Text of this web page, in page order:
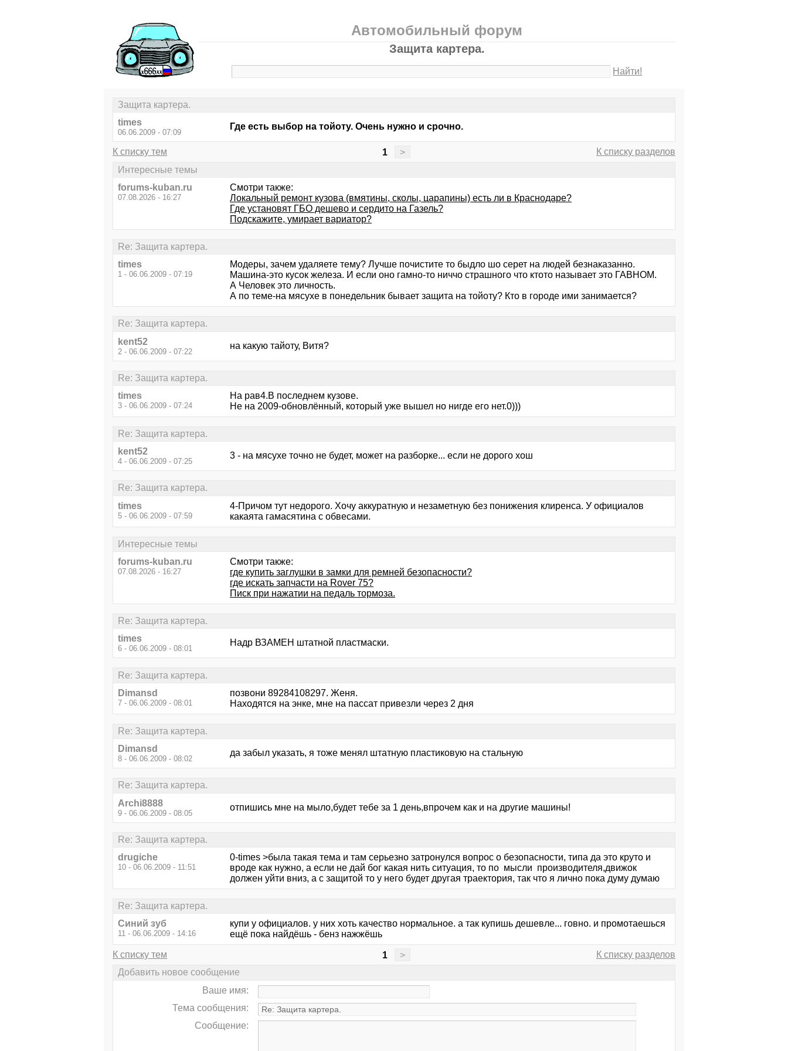
Автомобильный форум
Защита картера.
Найти!
Защита картера.
times
06.06.2009 - 07:09
Где есть выбор на тойоту. Очень нужно и срочно.
К списку тем 1 >
К списку разделов
Интересные темы
forums-kuban.ru
07.08.2026 - 16:27
Смотри также:
Локальный ремонт кузова (вмятины, сколы, царапины) есть ли в Краснодаре?
Где установят ГБО дешево и сердито на Газель?
Подскажите, умирает вариатор?
Re: Защита картера.
times
1 - 06.06.2009 - 07:19
Модеры, зачем удаляете тему? Лучше почистите то быдло шо серет на людей безнаказанно.
Машина-это кусок железа. И если оно гамно-то ниччо страшного что ктото называет это ГАВНОМ.
А Человек это личность.
А по теме-на мясухе в понедельник бывает защита на тойоту? Кто в городе ими занимается?
Re: Защита картера.
kent52
2 - 06.06.2009 - 07:22
на какую тайоту, Витя?
Re: Защита картера.
times
3 - 06.06.2009 - 07:24
На рав4.В последнем кузове.
Не на 2009-обновлённый, который уже вышел но нигде его нет.0)))
Re: Защита картера.
kent52
4 - 06.06.2009 - 07:25
3 - на мясухе точно не будет, может на разборке... если не дорого хош
Re: Защита картера.
times
5 - 06.06.2009 - 07:59
4-Причом тут недорого. Хочу аккуратную и незаметную без понижения клиренса. У официалов
какаята гамасятина с обвесами.
Интересные темы
forums-kuban.ru
07.08.2026 - 16:27
Смотри также:
где купить заглушки в замки для ремней безопасности?
где искать запчасти на Rover 75?
Писк при нажатии на педаль тормоза.
Re: Защита картера.
times
6 - 06.06.2009 - 08:01
Надр ВЗАМЕН штатной пластмаски.
Re: Защита картера.
Dimansd
7 - 06.06.2009 - 08:01
позвони 89284108297. Женя.
Находятся на энке, мне на пассат привезли через 2 дня
Re: Защита картера.
Dimansd
8 - 06.06.2009 - 08:02
да забыл указать, я тоже менял штатную пластиковую на стальную
Re: Защита картера.
Archi8888
9 - 06.06.2009 - 08:05
отпишись мне на мыло,будет тебе за 1 день,впрочем как и на другие машины!
Re: Защита картера.
drugiche
10 - 06.06.2009 - 11:51
0-times >была такая тема и там серьезно затронулся вопрос о безопасности, типа да это круто и
вроде как нужно, а если не дай бог какая нить ситуация, то по мысли производителя,движок
должен уйти вниз, а с защитой то у него будет другая траектория, так что я лично пока думу думаю
Re: Защита картера.
Синий зуб
11 - 06.06.2009 - 14:16
купи у официалов. у них хоть качество нормальное. а так купишь дешевле... говно. и промотаешься
ещё пока найдёшь - бенз нажжёшь
К списку тем 1 >
К списку разделов
Добавить новое сообщение
Ваше имя:
Тема сообщения:
Сообщение: